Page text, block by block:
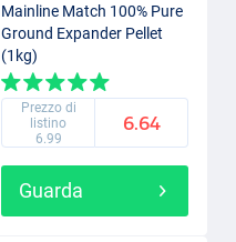
Mainline Match 100% Pure
Ground Expander Pellet
(1kg)
Prezzo di
listino
6.99
6.64
Guarda